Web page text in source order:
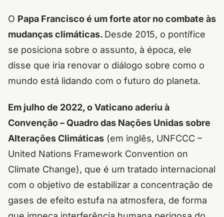
O Papa Francisco é um forte ator no combate às
mudanças climáticas. Desde 2015, o pontífice
se posiciona sobre o assunto, à época, ele
disse que iria renovar o diálogo sobre como o
mundo está lidando com o futuro do planeta.
Em julho de 2022, o Vaticano aderiu à
Convenção – Quadro das Nações Unidas sobre
Alterações Climáticas (em inglês, UNFCCC –
United Nations Framework Convention on
Climate Change), que é um tratado internacional
com o objetivo de estabilizar a concentração de
gases de efeito estufa na atmosfera, de forma